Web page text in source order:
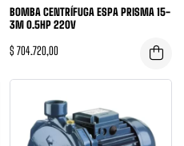
BOMBA CENTRÍFUGA ESPA PRISMA 15-
3M 0.5HP 220V
$ 704.720,00